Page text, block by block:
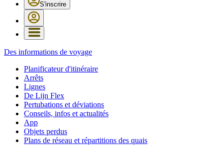
S'inscrire
Des informations de voyage
Planificateur d'itinéraire
Arrêts
Lignes
De Lijn Flex
Pertubations et déviations
Conseils, infos et actualités
App
Objets perdus
Plans de réseau et répartitions des quais